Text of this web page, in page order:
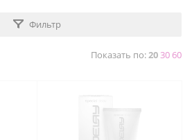
Фильтр
Показать по:203060